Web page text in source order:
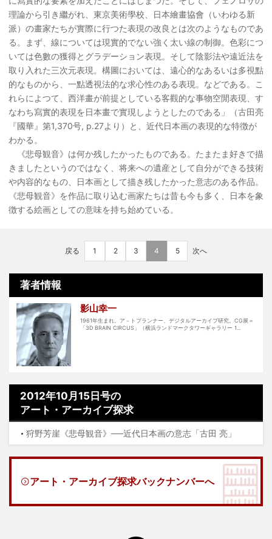
理論から引き繼がれ、東京美術學校、日本繪畫協會（いわゆる新
派）の畫家たちが實際に行つた表現の改良とは次のようなものであ
る。まず、線については現實的でない強く太い線の制御。色彩につ
いては色數の獲得とグラデーション表現。そして陰影法や遠近法を
取り入れた三次元表現。構圖においては、遠心的なあるいは多視點
的なものから、一點透視法的な求心性のある表現。などである。こ
れらによつて、西洋畫が前提としている客觀的な事物空閒表現、す
なわち寫實的表現を日本畫で實現しようとしたのである」（古田亮
『國華』第1,370号, p.27より）と、近代日本画の表現的な特徴が
わかる。
《悲母観音》は何か残したかったものである。たまたま好きで描
きましたというのではなく、将来への遺産として自分ができる技術
や内容的なもの、日本画として描き残したかった意志のある作品。
《悲母観音》を作品に取り込む画家たちは昔も今も多く、日本を象
徴する絵画としての意味を持ち始めている。
戻る 1 2 3 4 5 次へ
著者情報
影山幸一
1961年生まれ。ア－トプランナー、デジタルアーカイブ研究。CG展＝
「3D BRAIN CIRCUS」（横浜ランドマークタワーギャラリー 1...
2012年10月15日号の
アート・アーカイブ探求
狩野芳崖《悲母観音》──近代日本画の意志「古田 亮」
アート・アーカイブ探求バックナンバーへ